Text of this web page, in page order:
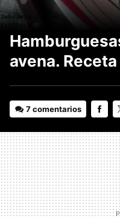
avena.
7 comentarios